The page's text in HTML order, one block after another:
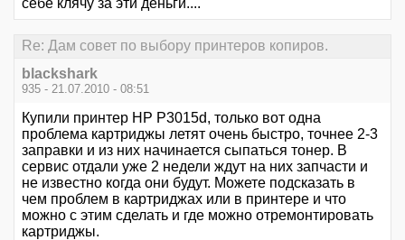
себе клячу за эти деньги....
Re: Дам совет по выбору принтеров копиров.
blackshark
935 - 21.07.2010 - 08:51
Купили принтер HP P3015d, только вот одна
проблема картриджы летят очень быстро, точнее 2-3
заправки и из них начинается сыпаться тонер. В
сервис отдали уже 2 недели ждут на них запчасти и
не известно когда они будут. Можете подсказать в
чем проблем в картриджах или в принтере и что
можно с этим сделать и где можно отремонтировать
картриджы.